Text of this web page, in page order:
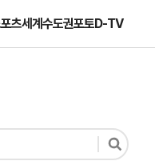
츠세계수도권포토D-TV